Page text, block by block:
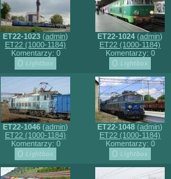
ET22-1023 (admin)
ET22 (1000-1184)
Komentarzy: 0
ET22-1024 (admin)
ET22 (1000-1184)
Komentarzy: 0
ET22-1046 (admin)
ET22 (1000-1184)
Komentarzy: 0
ET22-1048 (admin)
ET22 (1000-1184)
Komentarzy: 0